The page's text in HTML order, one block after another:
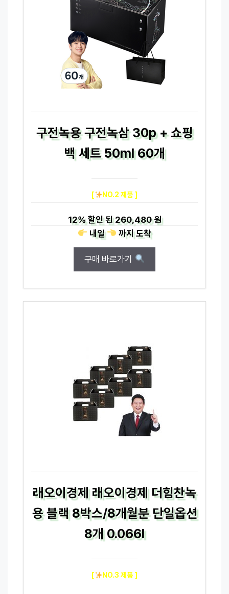
구전녹용 구전녹삼 30p + 쇼핑
백 세트 50ml 60개
[ NO.2 제품 ]
12%할인 된260,480 원
내일
까지도착
구매 바로가기
래오이경제 래오이경제 더힘찬녹
용 블랙 8박스/8개월분 단일옵션
8개 0.066l
[ NO.3 제품 ]